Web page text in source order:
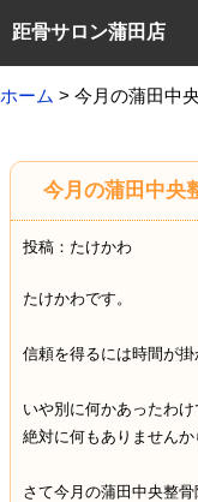
距骨サロン蒲田店
ホーム > 今月の蒲田中
今月の蒲田中央
投稿：たけかわ
たけかわです。
信頼を得るには時間が掛
いや別に何かあったわけ
絶対に何もありませんか
さて今月の蒲田中央整骨